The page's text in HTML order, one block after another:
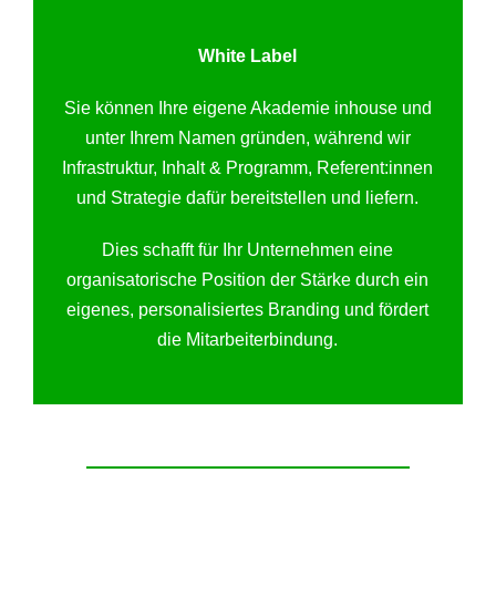
White Label
Sie können Ihre eigene Akademie inhouse und
unter Ihrem Namen gründen, während wir
Infrastruktur, Inhalt & Programm, Referent:innen
und Strategie dafür bereitstellen und liefern.
Dies schafft für Ihr Unternehmen eine
organisatorische Position der Stärke durch ein
eigenes, personalisiertes Branding und fördert
die Mitarbeiterbindung.